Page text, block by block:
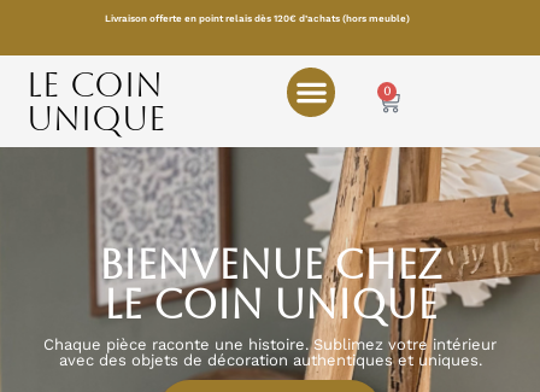
Livraison offerte en point relais dès 120€ d’achats (hors meuble)
LE COIN
UNIQUE
0
Bienvenue chez
Le Coin Unique
Chaque pièce raconte une histoire. Sublimez votre intérieur
avec des objets de décoration authentiques et uniques.